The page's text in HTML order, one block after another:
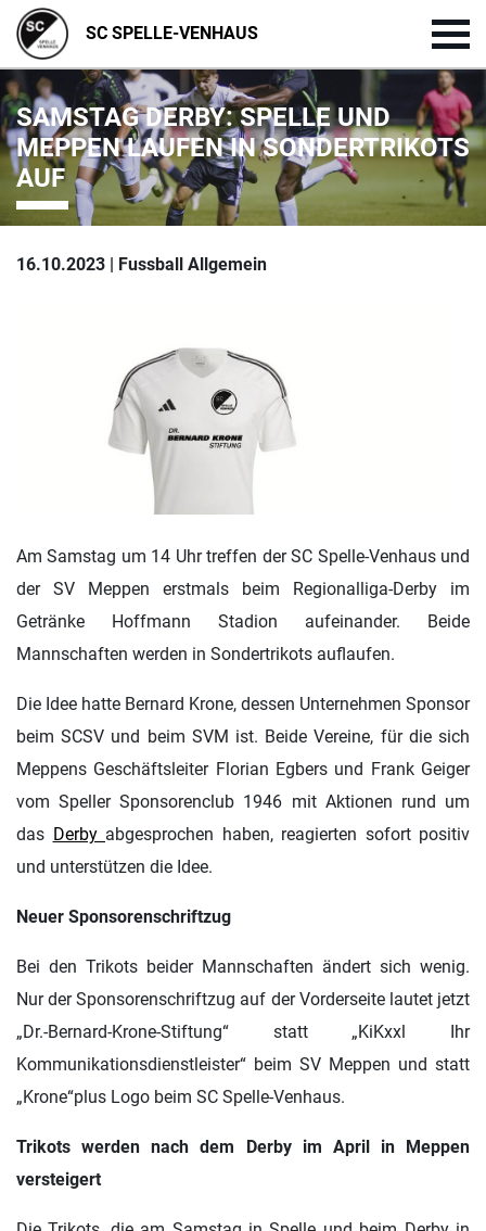
SC SPELLE-VENHAUS
SAMSTAG DERBY: SPELLE UND
MEPPEN LAUFEN IN SONDERTRIKOTS
AUF
16.10.2023 | Fussball Allgemein
Am Samstag um 14 Uhr treffen der SC Spelle-Venhaus und
der SV Meppen erstmals beim Regionalliga-Derby im
Getränke Hoffmann Stadion aufeinander. Beide
Mannschaften werden in Sondertrikots auflaufen.
Die Idee hatte Bernard Krone, dessen Unternehmen Sponsor
beim SCSV und beim SVM ist. Beide Vereine, für die sich
Meppens Geschäftsleiter Florian Egbers und Frank Geiger
vom Speller Sponsorenclub 1946 mit Aktionen rund um
das Derby abgesprochen haben, reagierten sofort positiv
und unterstützen die Idee.
Neuer Sponsorenschriftzug
Bei den Trikots beider Mannschaften ändert sich wenig.
Nur der Sponsorenschriftzug auf der Vorderseite lautet jetzt
„Dr.-Bernard-Krone-Stiftung“ statt „KiKxxl Ihr
Kommunikationsdienstleister“ beim SV Meppen und statt
„Krone“plus Logo beim SC Spelle-Venhaus.
Trikots werden nach dem Derby im April in Meppen
versteigert